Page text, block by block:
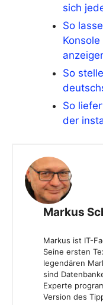
sich
So
So
So
der
Markus
Markus ist IT-
Seine ersten
legendären
sind
Experte
Version des